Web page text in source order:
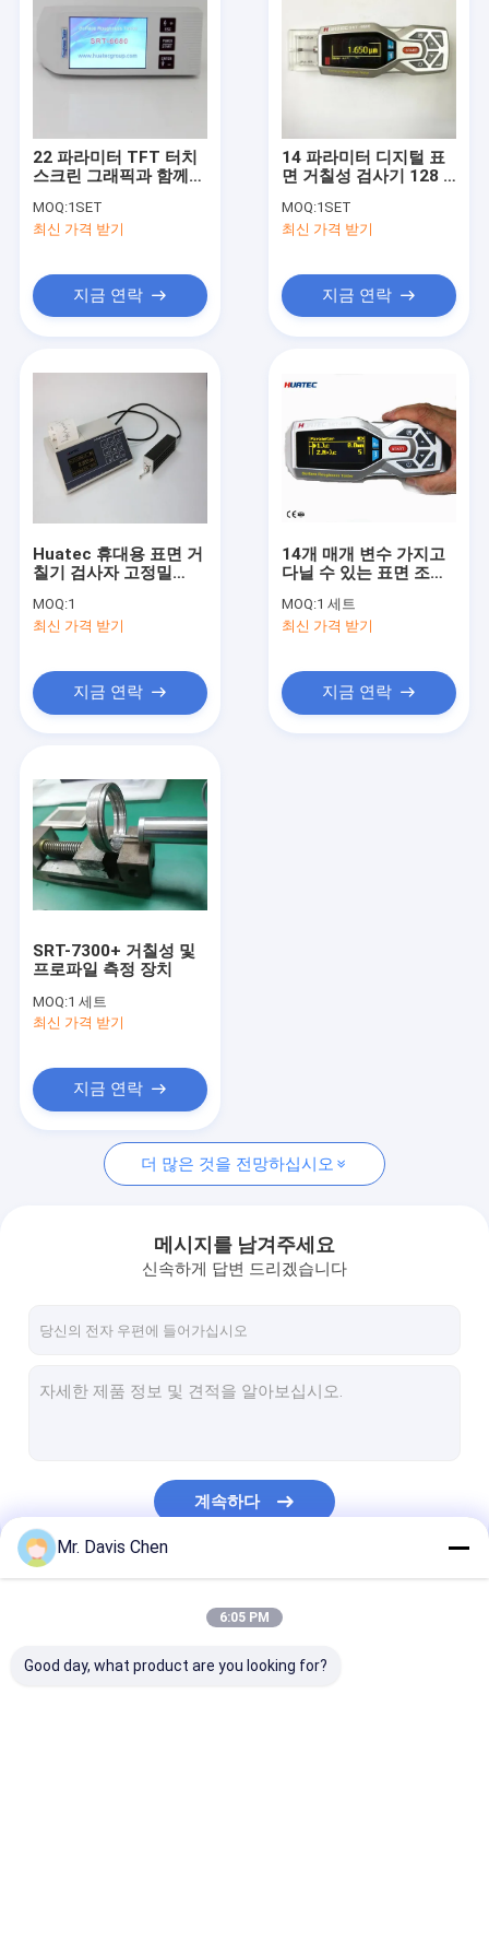
우리에 대하여
공장 여행
뉴스
경우
비파괴적인 시험 장비
초음파 결함 탐지기
엑스 - 레이 결함 탐지기
자석 입자 시험 장비
와전류 시험 장비
방사선 사진술 필름 구경꾼
초음파 프로브
지도 강화 스크린
metallographic 장비
휴대용 진동 측정기
22 파라미터 TFT 터치
스크린 그래픽과 함께
MOQ:1SET
최신 가격 받기
지금 연락
14 파라미터 디지털 표
면 거칠성 검사기 128 X
디스플레이 스펙트로그
램
MOQ:1SET
최신 가격 받기
지금 연락
Huatec 휴대용 표면 거
칠기 검사자 고정밀
MOQ:1
최신 가격 받기
지금 연락
14개 매개 변수 가지고
다닐 수 있는 표면 조도
MOQ:1 세트
최신 가격 받기
지금 연락
SRT-7300+ 거칠성 및
프로파일 측정 장치
MOQ:1 세트
최신 가격 받기
지금 연락
더 많은 것을 전망하십시오
메시지를 남겨주세요
신속하게 답변 드리겠습니다
계속하다
Mr. Davis Chen
6:05 PM
Good day, what product are you looking for?